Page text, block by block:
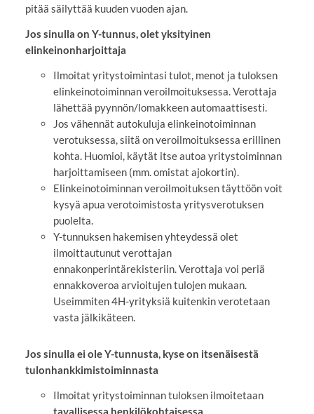
pitää säilyttää kuuden vuoden ajan.
Jos sinulla on Y-tunnus, olet yksityinen
elinkeinonharjoittaja
Ilmoitat yritystoimintasi tulot, menot ja tuloksen
elinkeinotoiminnan veroilmoituksessa. Verottaja
lähettää pyynnön/lomakkeen automaattisesti.
Jos vähennät autokuluja elinkeinotoiminnan
verotuksessa, siitä on veroilmoituksessa erillinen
kohta. Huomioi, käytät itse autoa yritystoiminnan
harjoittamiseen (mm. omistat ajokortin).
Elinkeinotoiminnan veroilmoituksen täyttöön voit
kysyä apua verotoimistosta yritysverotuksen
puolelta.
Y-tunnuksen hakemisen yhteydessä olet
ilmoittautunut verottajan
ennakonperintärekisteriin. Verottaja voi periä
ennakkoveroa arvioitujen tulojen mukaan.
Useimmiten 4H-yrityksiä kuitenkin verotetaan
vasta jälkikäteen.
Jos sinulla ei ole Y-tunnusta, kyse on itsenäisestä
tulonhankkimistoiminnasta
Ilmoitat yritystoiminnan tuloksen ilmoitetaan
tavallisessa henkilökohtaisessa